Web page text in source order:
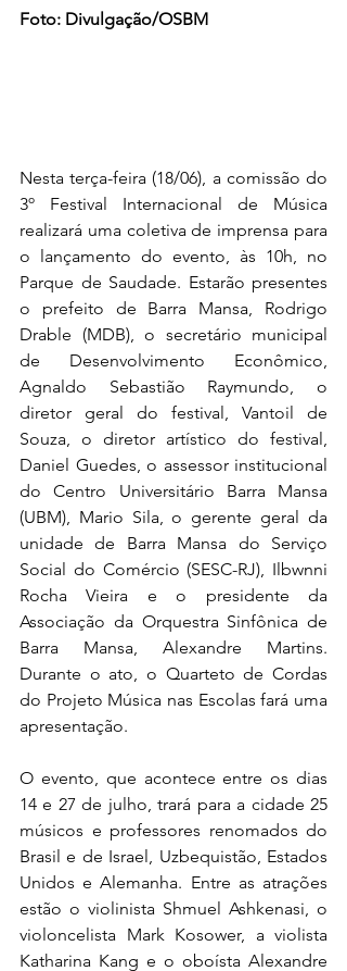
Foto: Divulgação/OSBM
Nesta terça-feira (18/06), a comissão do
3º Festival Internacional de Música
realizará uma coletiva de imprensa para
o lançamento do evento, às 10h, no
Parque de Saudade. Estarão presentes
o prefeito de Barra Mansa, Rodrigo
Drable (MDB), o secretário municipal
de Desenvolvimento Econômico,
Agnaldo Sebastião Raymundo, o
diretor geral do festival, Vantoil de
Souza, o diretor artístico do festival,
Daniel Guedes, o assessor institucional
do Centro Universitário Barra Mansa
(UBM), Mario Sila, o gerente geral da
unidade de Barra Mansa do Serviço
Social do Comércio (SESC-RJ), Ilbwnni
Rocha Vieira e o presidente da
Associação da Orquestra Sinfônica de
Barra Mansa, Alexandre Martins.
Durante o ato, o Quarteto de Cordas
do Projeto Música nas Escolas fará uma
apresentação.
O evento, que acontece entre os dias
14 e 27 de julho, trará para a cidade 25
músicos e professores renomados do
Brasil e de Israel, Uzbequistão, Estados
Unidos e Alemanha. Entre as atrações
estão o violinista Shmuel Ashkenasi, o
violoncelista Mark Kosower, a violista
Katharina Kang e o oboísta Alexandre